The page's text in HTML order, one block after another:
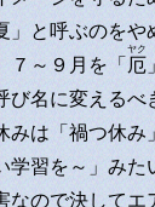
」と呼ぶのをや
７～９月を「 厄
ヤク
び名に変えるべ
は「禍つ休み
学習を～」みた
なので決して